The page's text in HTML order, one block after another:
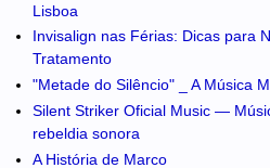
Lisboa
Invisalign nas Férias: Dicas para
Tratamento
"Metade do Silêncio" _ A Música
Silent Striker Oficial Music —
rebeldia sonora
A História de Marco